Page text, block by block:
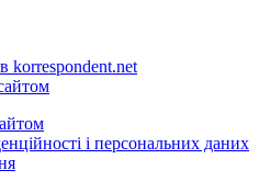
korrespondent.net
і персональних даних